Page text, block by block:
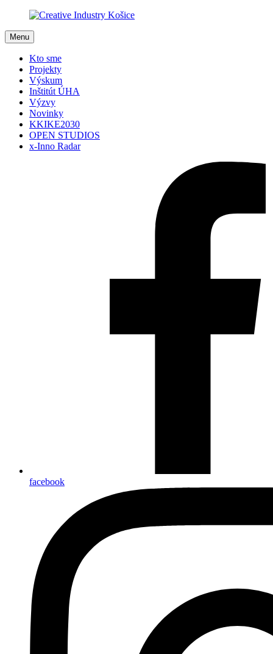
Menu
Kto sme
Projekty
Výskum
Inštitút ÚHA
Výzvy
Novinky
KKIKE2030
OPEN STUDIOS
x-Inno Radar
facebook